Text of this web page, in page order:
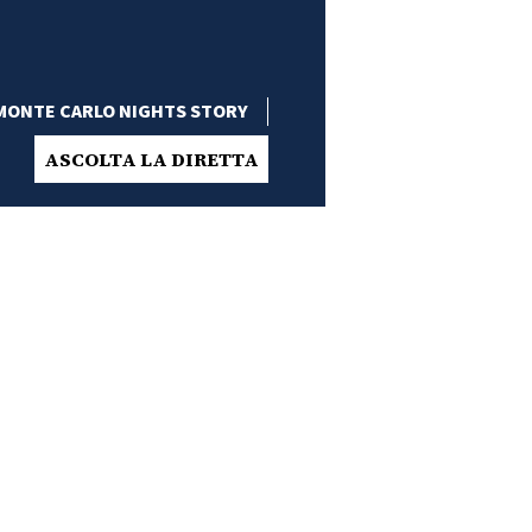
CARLO NIGHTS STORY
ASCOLTA LA DIRETTA